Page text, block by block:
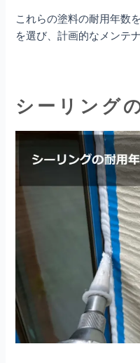
これらの塗料の耐用年数
を選び、計画的なメンテ
シーリング